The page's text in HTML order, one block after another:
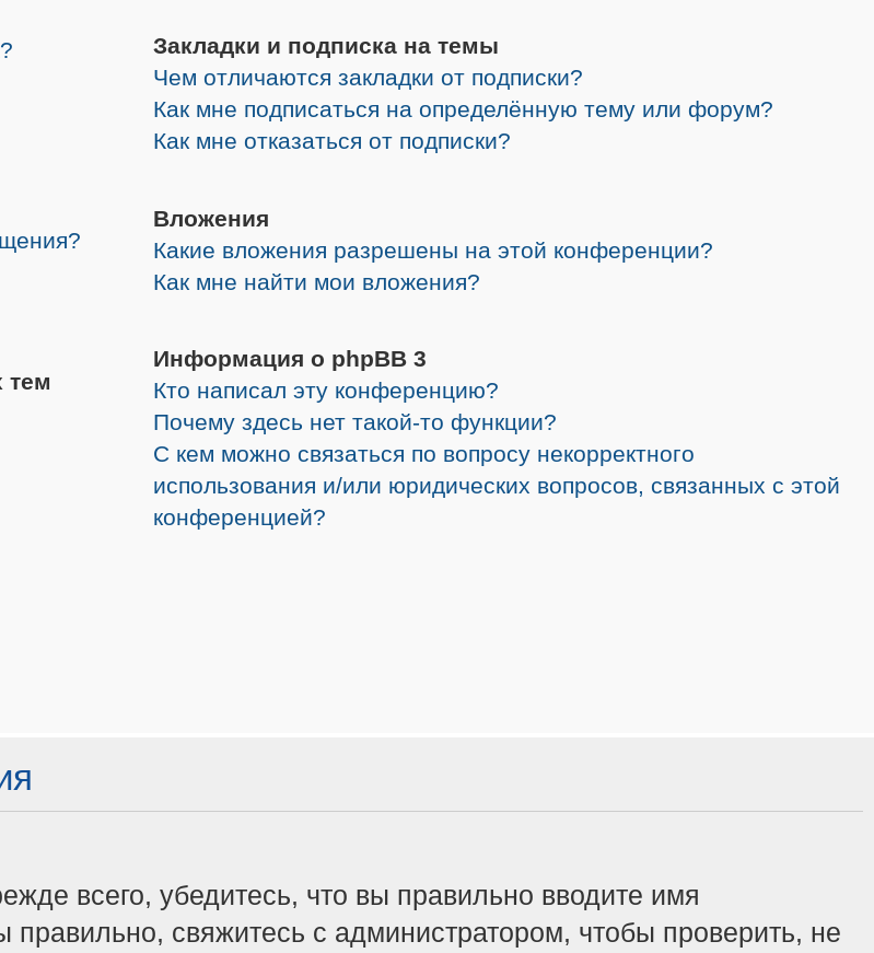
тем
Закладки и подписка на темы
Чем отличаются закладки от подписки?
Как мне подписаться на определённую тему или форум?
Как мне отказаться от подписки?
Вложения
Какие вложения разрешены на этой конференции?
Как мне найти мои вложения?
Информация о phpBB 3
Кто написал эту конференцию?
Почему здесь нет такой-то функции?
С кем можно связаться по вопросу некорректного
использования и/или юридических вопросов, связанных с этой
конференцией?
всего, убедитесь, что вы правильно вводите имя
свяжитесь с администратором, чтобы проверить, не